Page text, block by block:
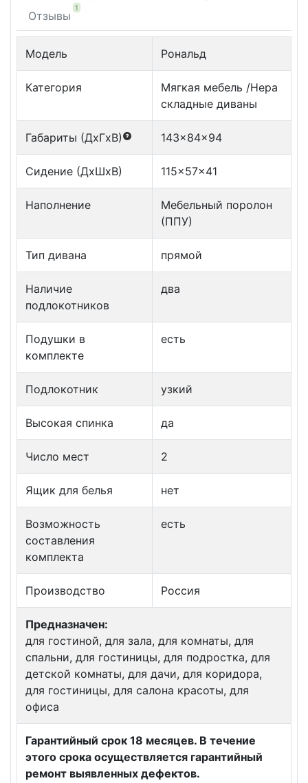
Отзывы
1
Модель Рональд
Категория
Мягкая мебель /Нера
складные диваны
Габариты (ДxГxВ) 143x84x94
Сидение (ДxШxВ) 115x57x41
Наполнение
Мебельный поролон
(ППУ)
Тип дивана прямой
Наличие
подлокотников
два
Подушки в
комплекте
есть
Подлокотник узкий
Высокая спинка да
Число мест 2
Ящик для белья нет
Возможность
составления
комплекта
есть
Производство Россия
Предназначен:
для гостиной, для зала, для комнаты, для
спальни, для гостиницы, для подростка, для
детской комнаты, для дачи, для коридора,
для гостиницы, для салона красоты, для
офиса
Гарантийный срок 18 месяцев. В течение
этого срока осуществляется гарантийный
ремонт выявленных дефектов.